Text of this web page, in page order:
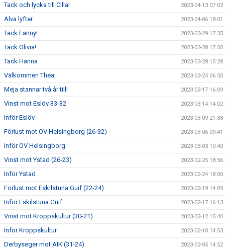
Tack och lycka till Cilla! 2023-04-13 07:02
Alva lyfter 2023-04-06 18:01
Tack Fanny! 2023-03-29 17:35
Tack Olivia! 2023-03-28 17:50
Tack Hanna 2023-03-28 15:28
Välkommen Thea! 2023-03-24 06:50
Meja stannar två år till! 2023-03-17 16:09
Vinst mot Eslöv 33-32 2023-03-14 14:02
Inför Eslöv 2023-03-09 21:38
Förlust mot OV Helsingborg (26-32) 2023-03-06 09:41
Inför OV Helsingborg 2023-03-03 10:40
Vinst mot Ystad (26-23) 2023-02-25 18:56
Inför Ystad 2023-02-24 18:00
Förlust mot Eskilstuna Guif (22-24) 2023-02-19 14:09
Inför Eskilstuna Guif 2023-02-17 16:13
Vinst mot Kroppskultur (30-21) 2023-02-12 15:40
Inför Kroppskultur 2023-02-10 14:53
Derbyseger mot AIK (31-24) 2023-02-05 14:52